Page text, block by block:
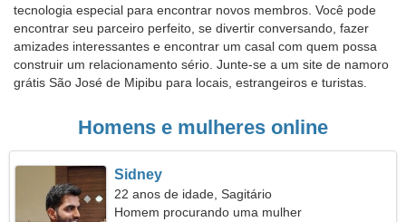
tecnologia especial para encontrar novos membros. Você pode
encontrar seu parceiro perfeito, se divertir conversando, fazer
amizades interessantes e encontrar um casal com quem possa
construir um relacionamento sério. Junte-se a um site de namoro
grátis São José de Mipibu para locais, estrangeiros e turistas.
Homens e mulheres online
Sidney
22 anos de idade, Sagitário
Homem procurando uma mulher